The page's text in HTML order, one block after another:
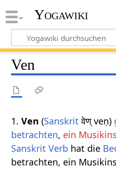
Yogawiki
Ven
1.Ven (Sanskrit वेण् veṇ)
betrachten, ein
Sanskrit Verb hat die
betrachten, ein